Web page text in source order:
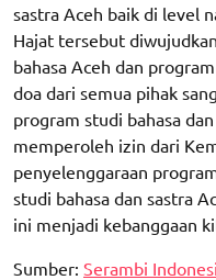
sastra Aceh baik di level
Hajat tersebut
bahasa Aceh dan
doa dari semua pihak
program studi bahasa
memperoleh izin dari
penyelenggaraan
studi bahasa dan sastra
ini menjadi kebanggaan
Sumber: Serambi